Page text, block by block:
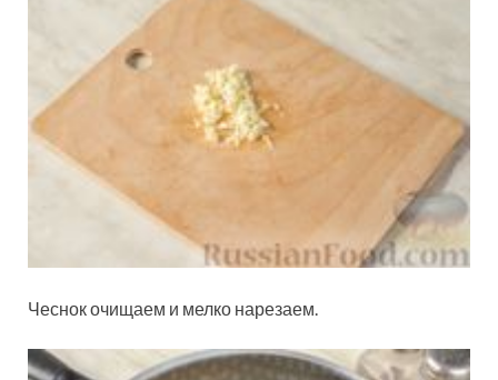
Чеснок очищаем и мелко нарезаем.